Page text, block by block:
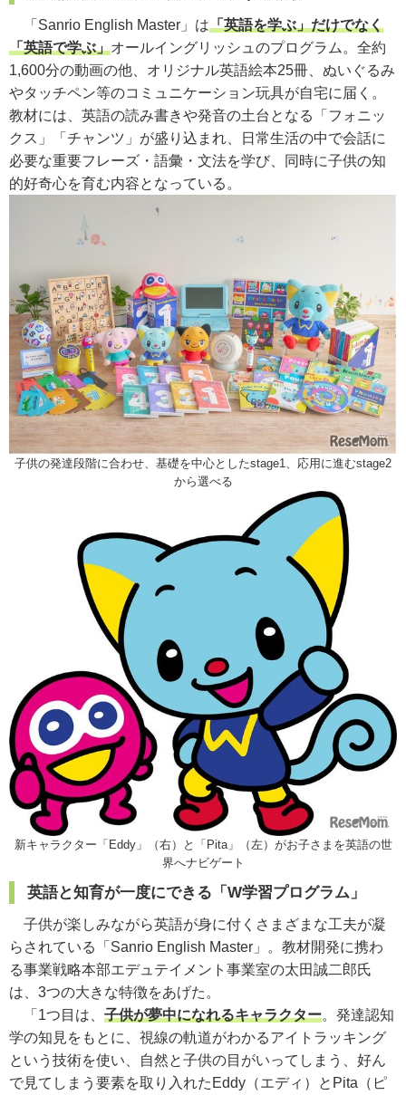
「Sanrio English Master」は「英語を学ぶ」だけでなく
「英語で学ぶ」オールイングリッシュのプログラム。全約
1,600分の動画の他、オリジナル英語絵本25冊、ぬいぐるみ
やタッチペン等のコミュニケーション玩具が自宅に届く。
教材には、英語の読み書きや発音の土台となる「フォニッ
クス」「チャンツ」が盛り込まれ、日常生活の中で会話に
必要な重要フレーズ・語彙・文法を学び、同時に子供の知
的好奇心を育む内容となっている。
子供の発達段階に合わせ、基礎を中心としたstage1、応用に進むstage2
から選べる
新キャラクター「Eddy」（右）と「Pita」（左）がお子さまを英語の世
界へナビゲート
英語と知育が一度にできる「W学習プログラム」
子供が楽しみながら英語が身に付くさまざまな工夫が凝
らされている「Sanrio English Master」。教材開発に携わ
る事業戦略本部エデュテイメント事業室の太田誠二郎氏
は、3つの大きな特徴をあげた。
「1つ目は、 子供が夢中になれるキャラクター。発達認知
学の知見をもとに、視線の軌道がわかるアイトラッキング
という技術を使い、自然と子供の目がいってしまう、好ん
で見てしまう要素を取り入れたEddy（エディ）とPita（ピ